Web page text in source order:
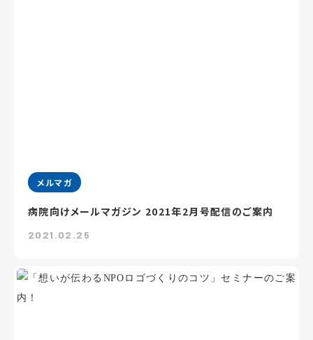
メルマガ
病院向けメールマガジン 2021年2月号配信のご案内
2021.02.25